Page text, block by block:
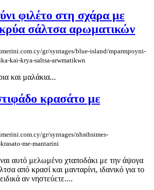
φιλέτο στη σχάρα με
κρύα σάλτσα αρωματικών
gr/syntages/blue-island/mparmpoyni-
kai-krya-saltsa-arwmatikwn
και μαλάκια...
κρασάτο με
gr/syntages/nhsthsimes-
me-mantarini
αυτό μελωμένο χταποδάκι με την άψογα
από κρασί και μανταρίνι, ιδανικό για το
αν νηστεύετε....